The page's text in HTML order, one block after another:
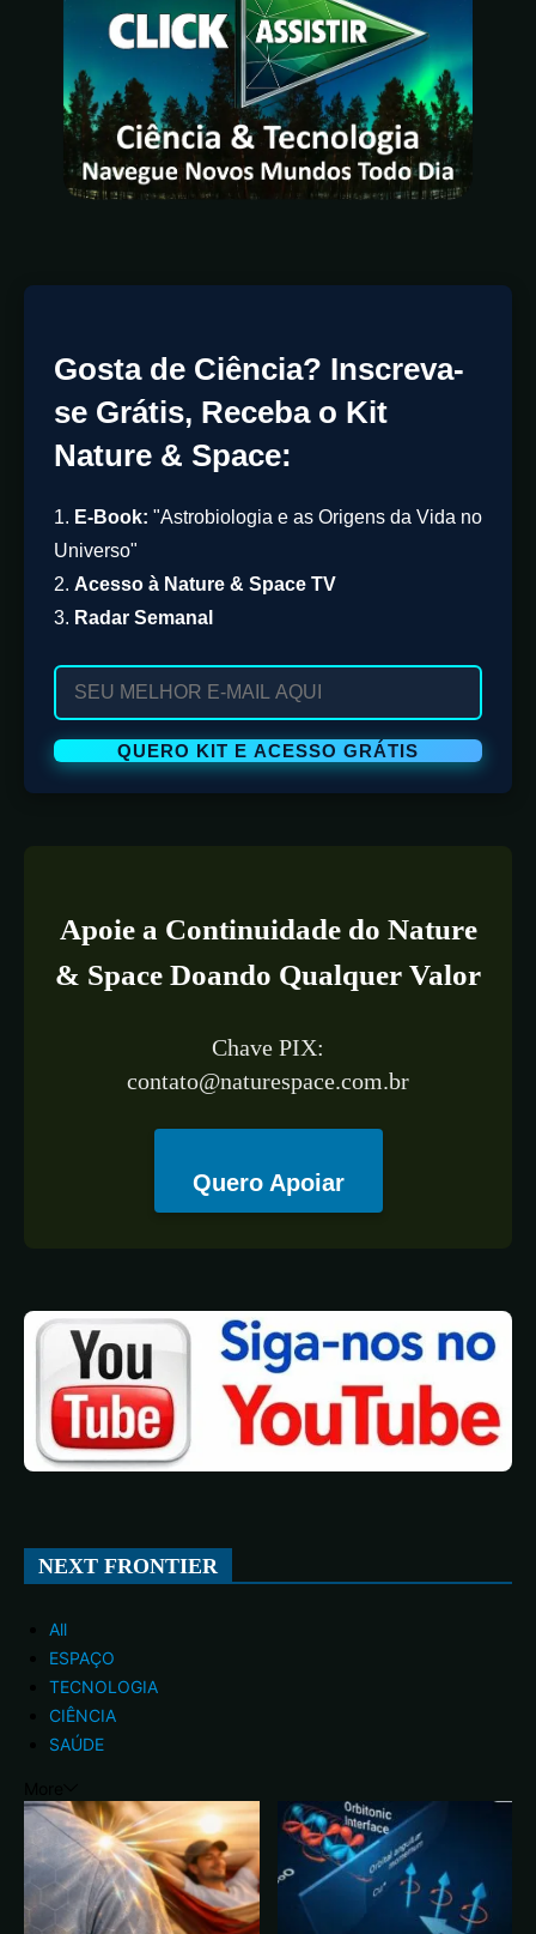
Gosta de Ciência? Inscreva-
se Grátis, Receba o Kit
Nature & Space:
1. E-Book: "Astrobiologia e as Origens da Vida no
Universo"
2. Acesso à Nature & Space TV
3. Radar Semanal
Apoie a Continuidade do Nature
& Space Doando Qualquer Valor
Chave PIX:
contato@naturespace.com.br
Quero Apoiar
NEXT FRONTIER
All
ESPAÇO
TECNOLOGIA
CIÊNCIA
SAÚDE